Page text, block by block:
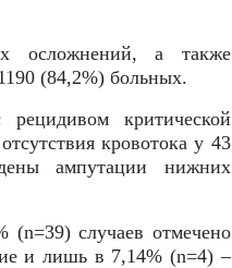
осложнений, а также
(84,2%) больных.
критической
кровотока у 43
ампутации нижних
(n=39) случаев отмечено
и лишь в 7,14% (n=4) –